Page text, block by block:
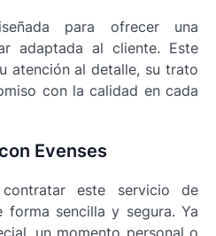
para ofrecer una
adaptada al cliente. Este
atención al detalle, su trato
con la calidad en cada
Evenses
este servicio de
forma sencilla y segura. Ya